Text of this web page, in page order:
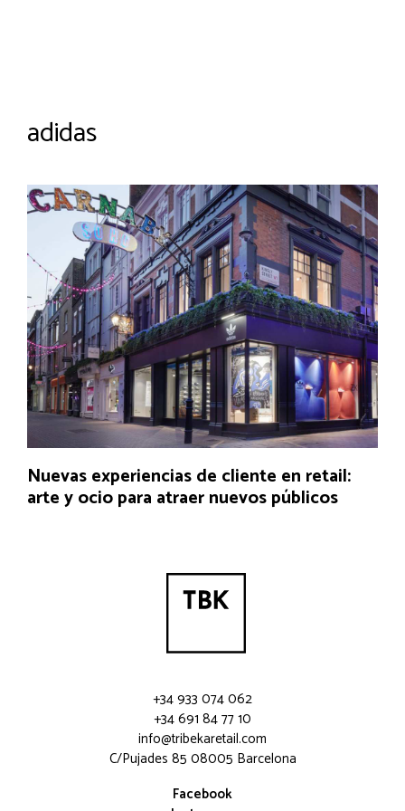
adidas
Nuevas experiencias de cliente en retail:
arte y ocio para atraer nuevos públicos
+34 933 074 062
+34 691 84 77 10
info@tribekaretail.com
C/Pujades 85 08005 Barcelona
Facebook